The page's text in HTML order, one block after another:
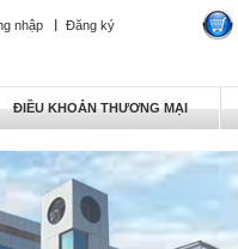
nhập Đăng ký
ĐIỀU KHOẢN THƯƠNG MẠI